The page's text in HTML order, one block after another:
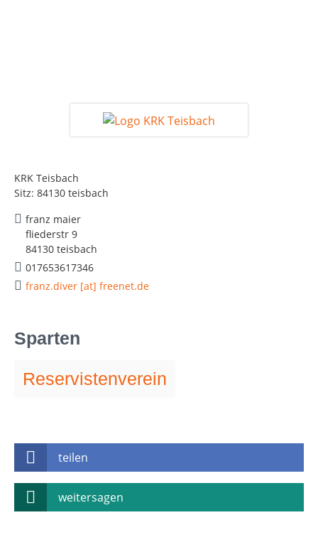
KRK Teisbach
Sitz: 84130 teisbach
franz maier
fliederstr 9
84130 teisbach
017653617346
franz.diver [at] freenet.de
Sparten
Reservistenverein
teilen
weitersagen